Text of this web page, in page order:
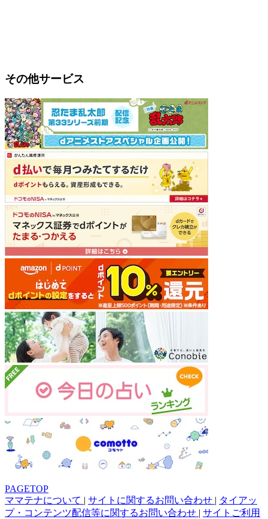
その他サービス
PAGETOP
ママテナについて | サイトに関するお問い合わせ | タイアッ
プ・コンテンツ配信等に関するお問い合わせ | サイトご利用